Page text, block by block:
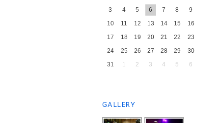
3
4 5 6 7 8
9
10
11 12 13 14 15
16
17
18 19 20 21 22
23
24
25 26 27 28 29
30
31
1 2 3 4 5 6
GALLERY